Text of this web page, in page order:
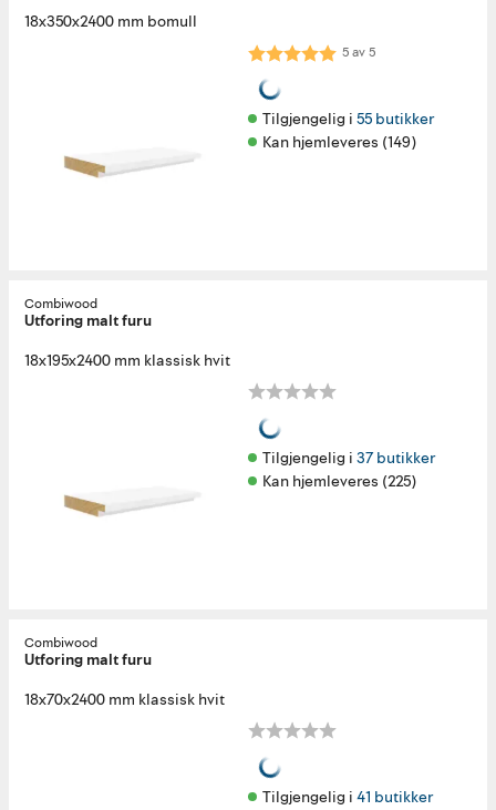
18x350x2400 mm bomull
Karakter: 5.0 av 5 mulige
5av5
Tilgjengelig i 55 butikker
Kan hjemleveres (149)
Combiwood
Utforing malt furu
18x195x2400 mm klassisk hvit
Tilgjengelig i 37 butikker
Kan hjemleveres (225)
Combiwood
Utforing malt furu
18x70x2400 mm klassisk hvit
Tilgjengelig i 41 butikker